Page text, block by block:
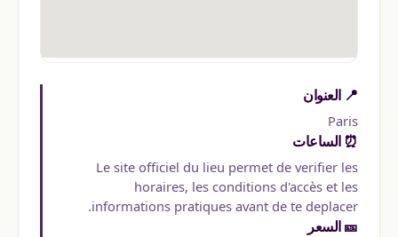
📍 العنوان
Paris
⏰ الساعات
Le site officiel du lieu permet de verifier les
horaires, les conditions d'accès et les
informations pratiques avant de te deplacer.
🎫 السعر